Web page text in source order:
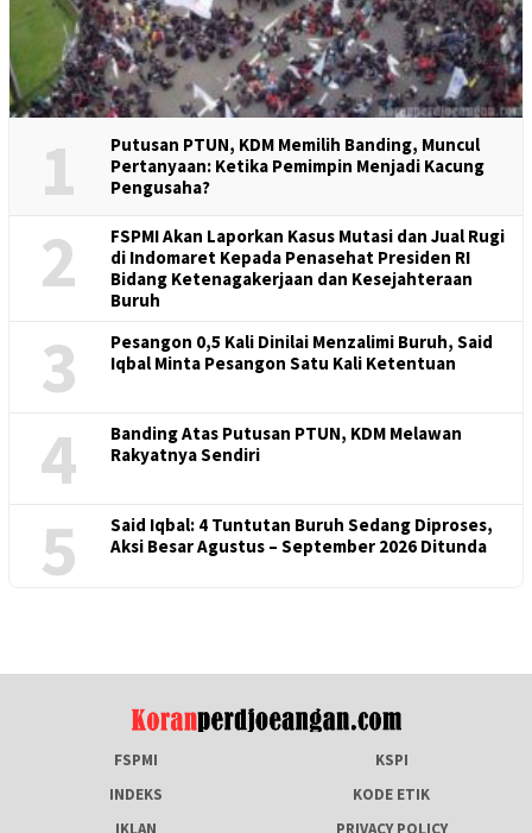
1
Putusan PTUN, KDM Memilih Banding, Muncul
Pertanyaan: Ketika Pemimpin Menjadi Kacung
Pengusaha?
2
FSPMI Akan Laporkan Kasus Mutasi dan Jual Rugi
di Indomaret Kepada Penasehat Presiden RI
Bidang Ketenagakerjaan dan Kesejahteraan
Buruh
3
Pesangon 0,5 Kali Dinilai Menzalimi Buruh, Said
Iqbal Minta Pesangon Satu Kali Ketentuan
4
Banding Atas Putusan PTUN, KDM Melawan
Rakyatnya Sendiri
5
Said Iqbal: 4 Tuntutan Buruh Sedang Diproses,
Aksi Besar Agustus – September 2026 Ditunda
FSPMI
KSPI
INDEKS
KODE ETIK